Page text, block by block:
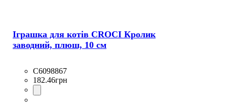
Іграшка для котів CROCI Кролик
заводний, плюш, 10 см
C6098867
182.46грн